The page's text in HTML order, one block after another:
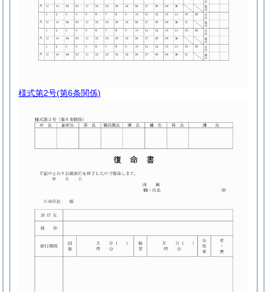
様式第2号(第6条関係)